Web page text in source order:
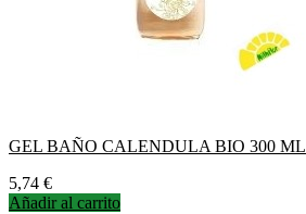
GEL BAÑO CALENDULA BIO 300 ML
Precio
5,74 €
Añadir al carrito